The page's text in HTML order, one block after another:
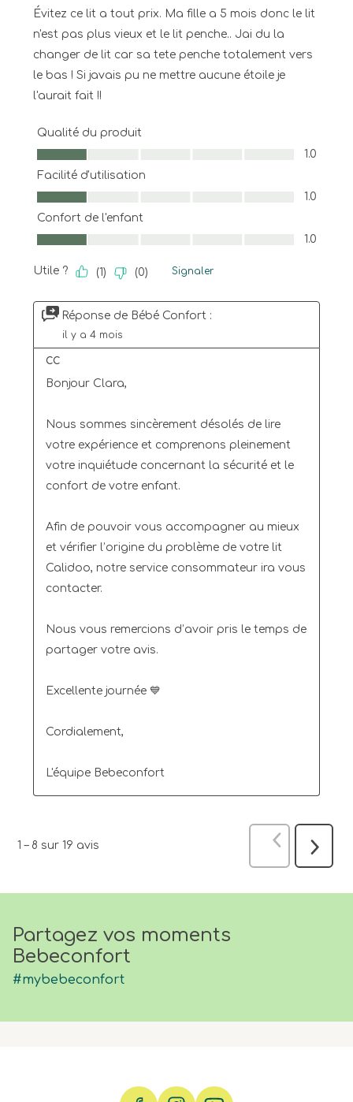
Partagez vos moments
Bebeconfort
#mybebeconfort
Évitez ce lit a tout prix. Ma fille a 5 mois donc le lit
n'est pas plus vieux et le lit penche.. Jai du la
changer de lit car sa tete penche totalement vers
le bas ! Si javais pu ne mettre aucune étoile je
l'aurait fait !!
Qualité du produit
Qualité du produit, 1.0 sur 5
1.0
Facilité d'utilisation
Facilité d'utilisation, 1.0 sur 5
1.0
Confort de l'enfant
Confort de l'enfant, 1.0 sur 5
1.0
Utile ? (1) (0) Signaler
Réponse de Bébé Confort :
il y a 4 mois
CC
Bonjour Clara,
Nous sommes sincèrement désolés de lire
votre expérience et comprenons pleinement
votre inquiétude concernant la sécurité et le
confort de votre enfant.
Afin de pouvoir vous accompagner au mieux
et vérifier l’origine du problème de votre lit
Calidoo, notre service consommateur ira vous
contacter.
Nous vous remercions d’avoir pris le temps de
partager votre avis.
Excellente journée 💙
Cordialement,
L'équipe Bebeconfort
1 – 8 sur 19 avis Précédent
Suivant
avis